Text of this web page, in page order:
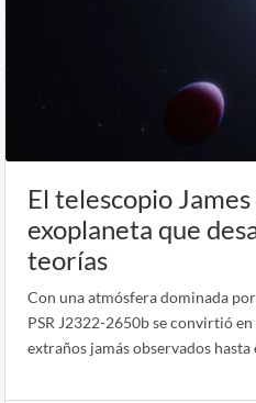
El telescopio
exoplaneta que
teorías
Con una atmósfera dominada
PSR J2322-2650b se convirtió
extraños jamás observados hasta